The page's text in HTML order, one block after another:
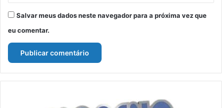
Salvar meus dados neste navegador para a próxima vez que
eu comentar.